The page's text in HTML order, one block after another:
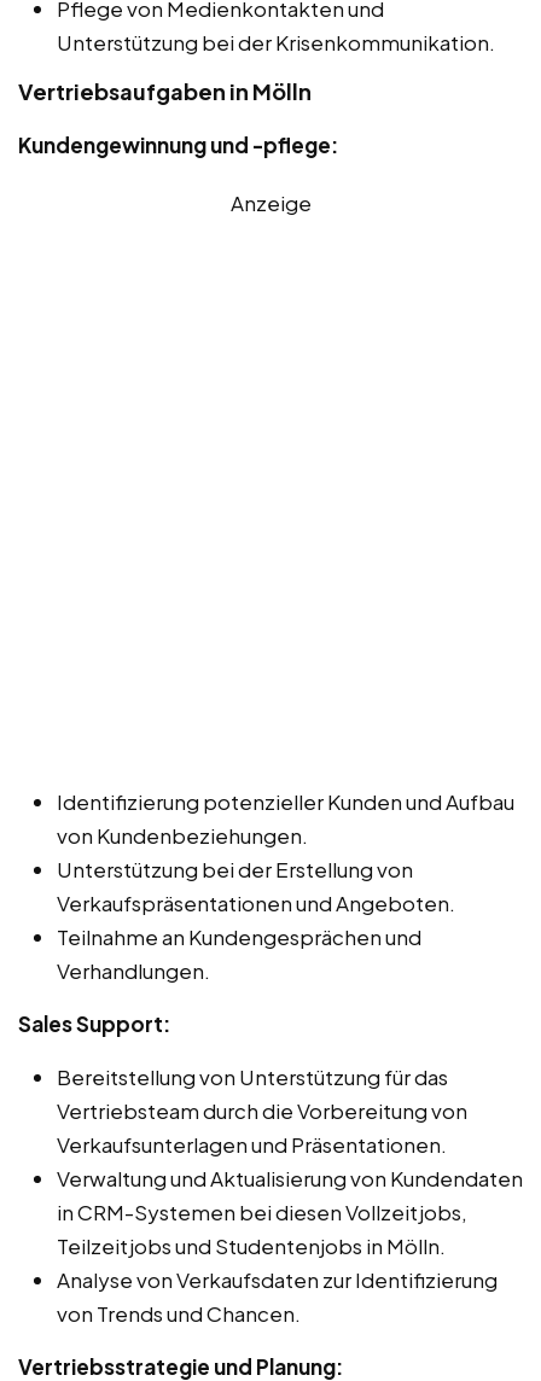
Pflege von Medienkontakten und
Unterstützung bei der Krisenkommunikation.
Vertriebsaufgaben in Mölln
Kundengewinnung und -pflege:
Anzeige
Identifizierung potenzieller Kunden und Aufbau
von Kundenbeziehungen.
Unterstützung bei der Erstellung von
Verkaufspräsentationen und Angeboten.
Teilnahme an Kundengesprächen und
Verhandlungen.
Sales Support:
Bereitstellung von Unterstützung für das
Vertriebsteam durch die Vorbereitung von
Verkaufsunterlagen und Präsentationen.
Verwaltung und Aktualisierung von Kundendaten
in CRM-Systemen bei diesen Vollzeitjobs,
Teilzeitjobs und Studentenjobs in Mölln.
Analyse von Verkaufsdaten zur Identifizierung
von Trends und Chancen.
Vertriebsstrategie und Planung: